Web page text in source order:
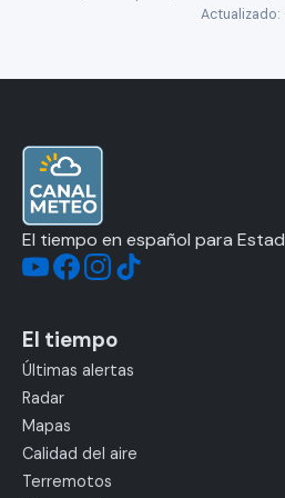
Actualizado:
El tiempo en español para
El tiempo
Últimas alertas
Radar
Mapas
Calidad del aire
Terremotos